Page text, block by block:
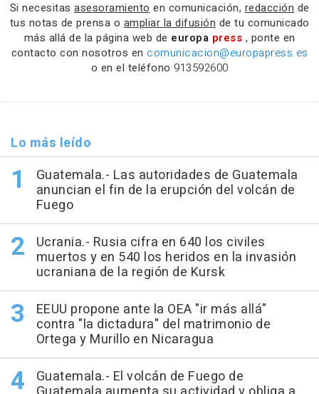
Si necesitas asesoramiento en comunicación, redacción de
tus notas de prensa o ampliar la difusión de tu comunicado
más allá de la página web de europa press , ponte en
contacto con nosotros en comunicacion@europapress.es
o en el teléfono 913592600
Lo más leído
Guatemala.- Las autoridades de Guatemala
anuncian el fin de la erupción del volcán de
Fuego
Ucrania.- Rusia cifra en 640 los civiles
muertos y en 540 los heridos en la invasión
ucraniana de la región de Kursk
EEUU propone ante la OEA "ir más allá"
contra "la dictadura" del matrimonio de
Ortega y Murillo en Nicaragua
Guatemala.- El volcán de Fuego de